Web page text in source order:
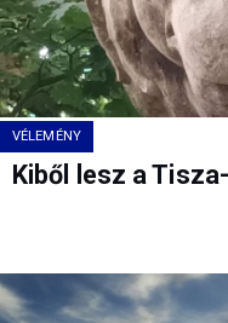
VÉLEMÉNY
Kiből lesz a